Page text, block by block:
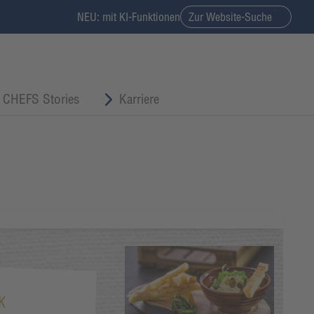
NEU: mit KI-Funktionen Zur Website-Suche
CHEFS Stories Karriere